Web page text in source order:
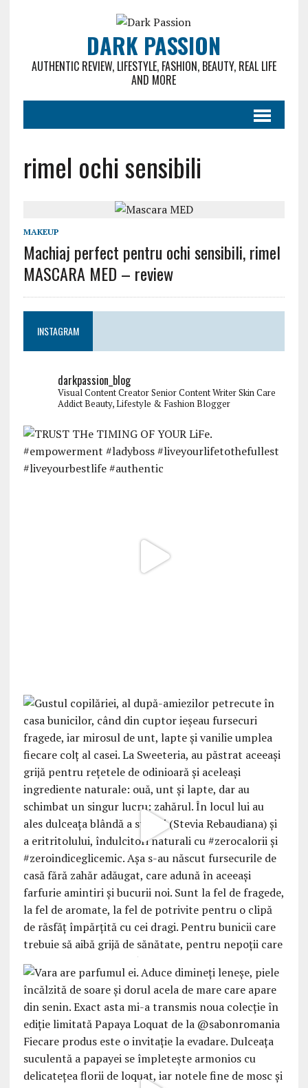
DARK PASSION
AUTHENTIC REVIEW, LIFESTYLE, FASHION, BEAUTY, REAL LIFE
AND MORE
rimel ochi sensibili
MAKEUP
Machiaj perfect pentru ochi sensibili, rimel
MASCARA MED – review
INSTAGRAM
darkpassion_blog
Visual Content CreatorSenior Content WriterSkin Care
AddictBeauty, Lifestyle & Fashion Blogger